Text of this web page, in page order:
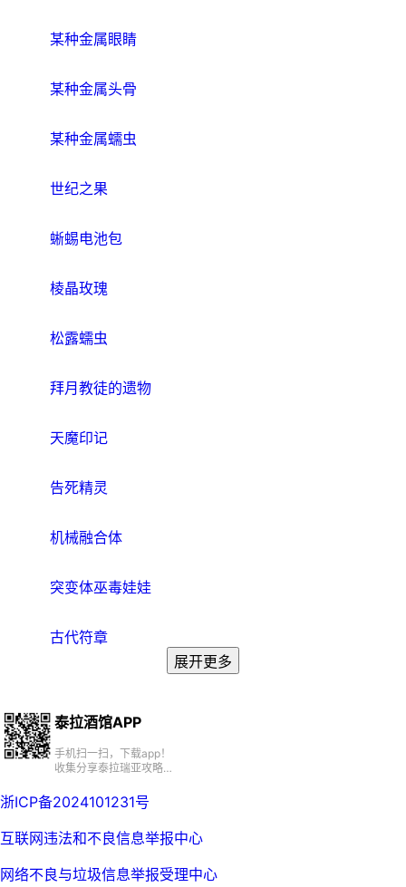
某种金属眼睛
某种金属头骨
某种金属蠕虫
世纪之果
蜥蜴电池包
棱晶玫瑰
松露蠕虫
拜月教徒的遗物
天魔印记
告死精灵
机械融合体
突变体巫毒娃娃
古代符章
展开更多
泰拉酒馆APP
手机扫一扫，下载app！
收集分享泰拉瑞亚攻略、
浙ICP备2024101231号
互联网违法和不良信息举报中心
网络不良与垃圾信息举报受理中心